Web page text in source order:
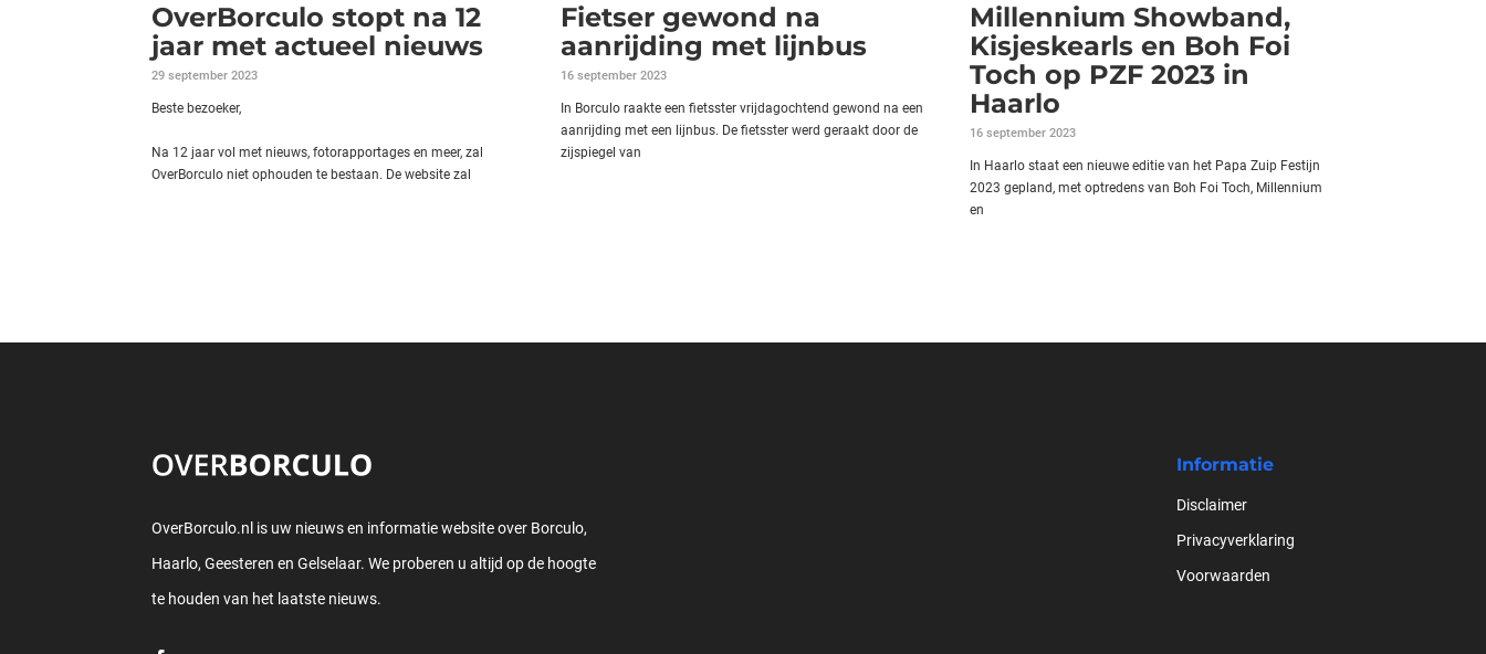
OverBorculo stopt na 12
jaar met actueel nieuws
29 september 2023
Beste bezoeker,
Na 12 jaar vol met nieuws, fotorapportages en meer, zal
OverBorculo niet ophouden te bestaan. De website zal
Fietser gewond na
aanrijding met lijnbus
16 september 2023
In Borculo raakte een fietsster vrijdagochtend gewond na een
aanrijding met een lijnbus. De fietsster werd geraakt door de
zijspiegel van
Millennium Showband,
Kisjeskearls en Boh Foi
Toch op PZF 2023 in
Haarlo
16 september 2023
In Haarlo staat een nieuwe editie van het Papa Zuip Festijn
2023 gepland, met optredens van Boh Foi Toch, Millennium
en
OverBorculo.nl is uw nieuws en informatie website over Borculo,
Haarlo, Geesteren en Gelselaar. We proberen u altijd op de hoogte
te houden van het laatste nieuws.
Informatie
Disclaimer
Privacyverklaring
Voorwaarden